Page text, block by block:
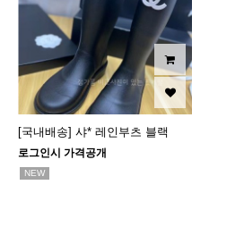
[국내배송] 샤* 레인부츠 블랙
로그인시 가격공개
NEW